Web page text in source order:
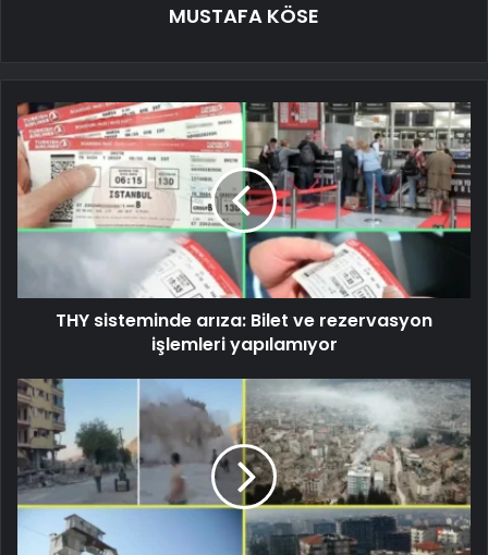
MUSTAFA KÖSE
THY sisteminde arıza: Bilet ve rezervasyon
işlemleri yapılamıyor